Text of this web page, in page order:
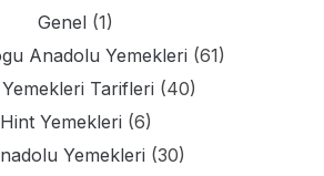
Genel (1)
Anadolu Yemekleri (61)
Tarifleri (40)
Hint Yemekleri (6)
Yemekleri (30)